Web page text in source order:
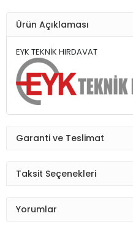
Ürün Açıklaması
EYK TEKNİK HIRDAVAT
Garanti ve Teslimat
Taksit Seçenekleri
Yorumlar